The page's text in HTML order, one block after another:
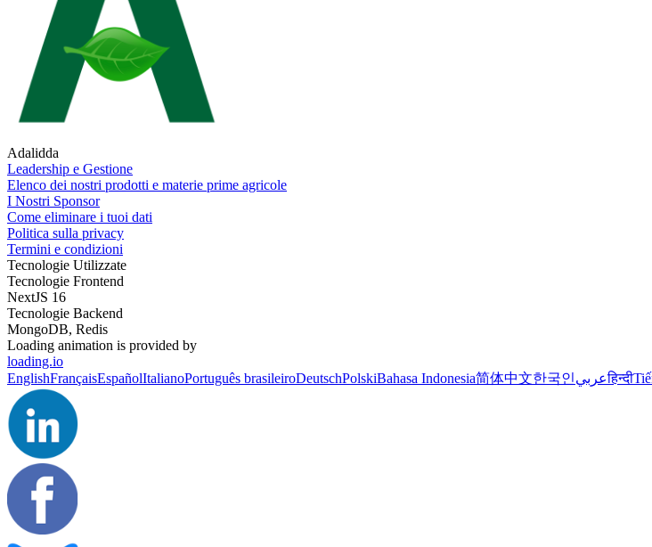
Adalidda
Leadership e Gestione
Elenco dei nostri prodotti e materie prime agricole
I Nostri Sponsor
Come eliminare i tuoi dati
Politica sulla privacy
Termini e condizioni
Tecnologie Utilizzate
Tecnologie Frontend
NextJS 16
Tecnologie Backend
MongoDB, Redis
Loading animation is provided by
loading.io
EnglishFrançaisEspañolItalianoPortuguês brasileiroDeutschPolskiBahasa Indonesia简体中文한국인عربيहिन्दी